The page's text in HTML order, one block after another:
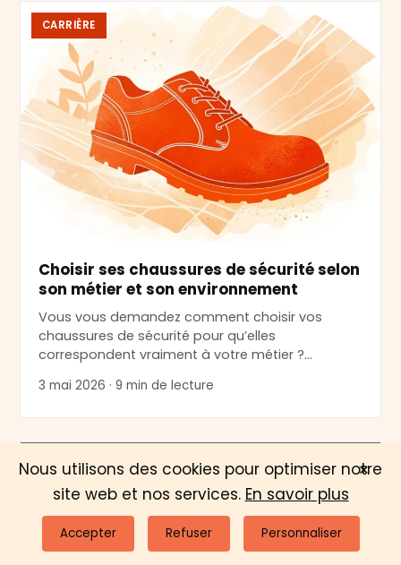
CARRIÈRE
Choisir ses chaussures de sécurité selon
son métier et son environnement
Vous vous demandez comment choisir vos
chaussures de sécurité pour qu’elles
correspondent vraiment à votre métier ?…
3 mai 2026 · 9 min de lecture
CARRIÈRE ×
Nous utilisons des cookies pour optimiser notre
site web et nos services. En savoir plus
Accepter Refuser Personnaliser